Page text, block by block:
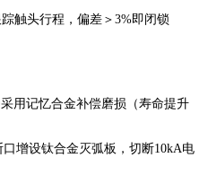
触头行程，偏差＞3%即闭锁
用记忆合金补偿磨损（寿命提升
增设钛合金灭弧板，切断10kA电